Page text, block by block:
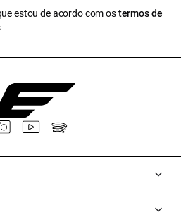
estou de acordo com ostermos de